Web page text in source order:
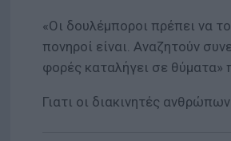
«Οι δουλέμποροι πρέπει να
πονηροί είναι. Αναζητούν
φορές καταλήγει σε θύματα»
Γιατι οι διακινητές